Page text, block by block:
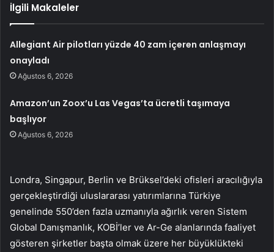
İlgili Makaleler
Allegiant Air pilotları yüzde 40 zam içeren anlaşmayı
onayladı
Ağustos 6, 2026
Amazon’un Zoox’u Las Vegas’ta ücretli taşımaya
başlıyor
Ağustos 6, 2026
Londra, Singapur, Berlin ve Brüksel’deki ofisleri aracılığıyla
gerçekleştirdiği uluslararası yatırımlarına Türkiye
genelinde 550’den fazla uzmanıyla ağırlık veren Sistem
Global Danışmanlık, KOBİ’ler ve Ar-Ge alanlarında faaliyet
gösteren şirketler başta olmak üzere her büyüklükteki